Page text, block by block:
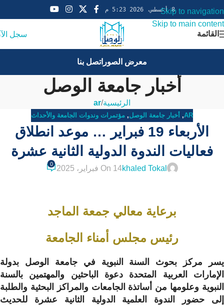
Skip to navigation
Skip to main content
8 أغسطس، 2026 5:23 م
القائمة سجل
معرض الصور اتصل بنا
أخبار جامعة الوصل
الرئيسية/
ar
AR
, أخبار جامعة الوصل, مؤتمرات وندوات الجامعة والأحداث
الأربعاء 19 فبراير … موعد انطلاق
فعاليات الندوة الدولية الثانية عشرة
khaled TokalOn 14 فبراير، 2025
0
برعاية معالي جمعة الماجد
رئيس مجلس أمناء الجامعة
يسر مركز بحوث السنة النبوية في جامعة الوصل بدولة
الإمارات العربية المتحدة دعوة الباحثين والمهتمين بالسنة
النبوية وعلومها من أساتذة الجامعات والمراكز البحثية والطلبة
إلى حضور الندوة العلمية الدولية الثانية عشرة للحديث